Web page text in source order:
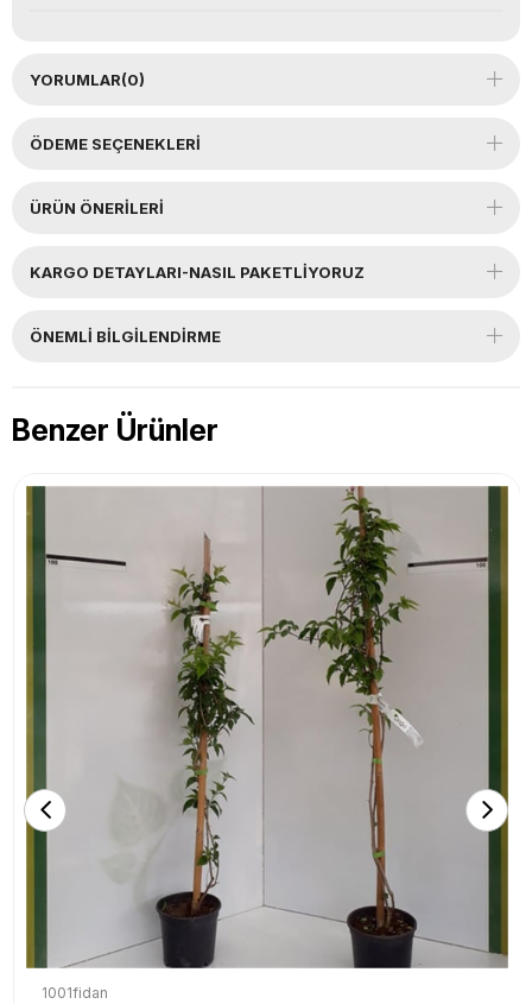
YORUMLAR(0)
ÖDEME SEÇENEKLERI
ÜRÜN ÖNERILERI
KARGO DETAYLARI-NASIL PAKETLİYORUZ
ÖNEMLI BILGILENDIRME
Benzer Ürünler
1001fidan